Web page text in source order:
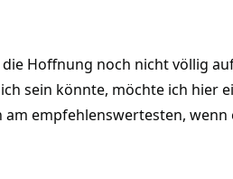
Hoffnung noch nicht völlig
sein könnte, möchte ich hier
empfehlenswertesten,